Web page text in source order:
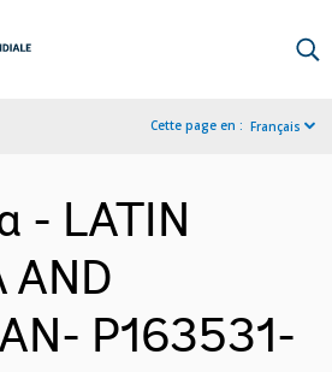
Cette page en : Français
- LATIN
AND
P163531-